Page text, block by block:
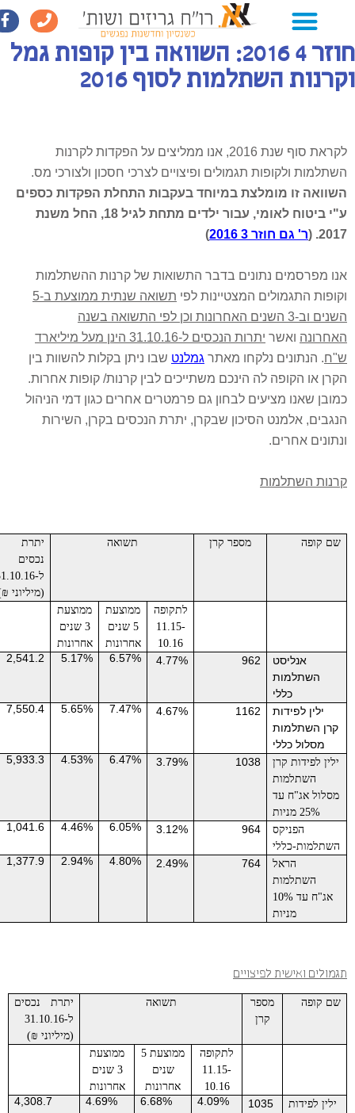
חוזר 4 2016: השוואה בין קופות גמל
השתלמות לסוף 2016
לקראת סוף שנת 2016, אנו ממליצים על הפקדות לקרנות
ולקופות תגמולים ופיצויים לצרכי חסכון ולצורכי מס.
זו מומלצת במיוחד בעקבות התחלת הפקדות כספים
ע"י ביטוח לאומי, עבור ילדים מתחת לגיל 18, החל משנת
ר' גם חוזר 3 2016 )
מפרסמים נתונים בדבר התשואות של קרנות ההשתלמות
התגמולים המצטיינות לפי
תשואה שנתית ממוצעת ב-5
השנים וב-3 השנים האחרונות וכן לפי התשואה בשנה
ואשר
יתרות הנכסים ל-31.10.16 הינן מעל מיליארד
. הנתונים נלקחו מאתרגמלנטשבו ניתן בקלות להשוות בין
או הקופה לה הינכם משתייכים לבין קרנות/ קופות אחרות.
שאנו מציעים לבחון גם פרמטרים אחרים כגון דמי הניהול
אלמנט הסיכון שבקרן, יתרת הנכסים בקרן, השירות
אחרים.
השתלמות
שם קופה מספר קרן תשואה
יתרת
נכסים
ל-31.10.16
(מיליוני ₪)
לתקופה
11.15-
10.16
ממוצעת
5 שנים
אחרונות
ממוצעת
3 שנים
אחרונות
אנליסט
השתלמות
כללי
962
4.77%
6.57%
5.17%
2,541.2
ילין לפידות
קרן השתלמות
מסלול כללי
1162
4.67%
7.47%
5.65%
7,550.4
ילין לפידות קרן
השתלמות
מסלול אג"ח עד
25% מניות
1038
3.79%
6.47%
4.53%
5,933.3
הפניקס
השתלמות-כללי
964
3.12%
6.05%
4.46%
1,041.6
הראל
השתלמות
אג"ח עד 10%
מניות
764
2.49%
4.80%
2.94%
1,377.9
ואישית לפיצויים
שם קופה
מספר
קרן
תשואה
יתרת נכסים
ל-31.10.16
(מיליוני ₪)
לתקופה
11.15-
10.16
ממוצעת 5
שנים
אחרונות
ממוצעת
3 שנים
אחרונות
ילין לפידות
1035
4.09%
6.68%
4.69%
4,308.7